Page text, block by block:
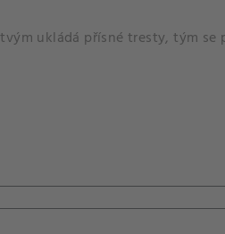
ukládá přísné tresty, tým